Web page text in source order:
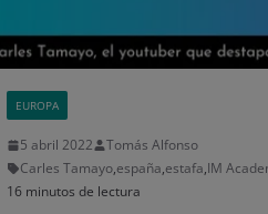
EUROPA
5 abril 2022
Tomás Alfonso
Carles Tamayo,españa,estafa,IM
16 minutos de lectura